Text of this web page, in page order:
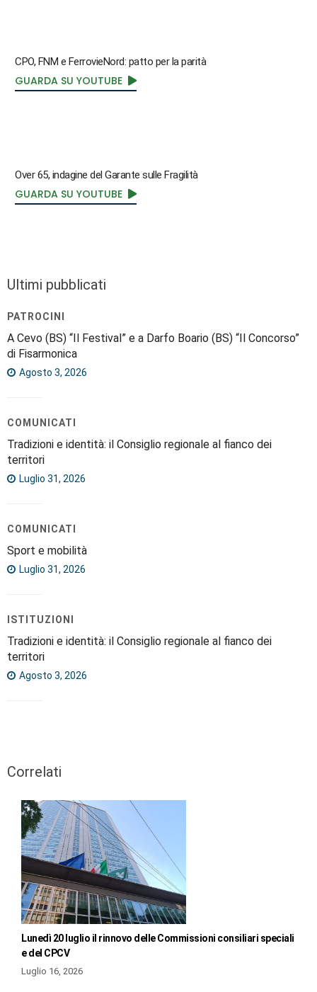
CPO, FNM e FerrovieNord: patto per la parità
GUARDA SU YOUTUBE
Over 65, indagine del Garante sulle Fragilità
GUARDA SU YOUTUBE
Ultimi pubblicati
PATROCINI
A Cevo (BS) “Il Festival” e a Darfo Boario (BS) “Il Concorso”
di Fisarmonica
Agosto 3, 2026
COMUNICATI
Tradizioni e identità: il Consiglio regionale al fianco dei
territori
Luglio 31, 2026
COMUNICATI
Sport e mobilità
Luglio 31, 2026
ISTITUZIONI
Tradizioni e identità: il Consiglio regionale al fianco dei
territori
Agosto 3, 2026
Correlati
Lunedì 20 luglio il rinnovo delle Commissioni consiliari speciali
e del CPCV
Luglio 16, 2026